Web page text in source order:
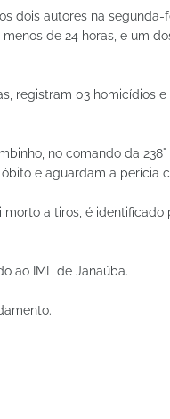
dois autores na
de 24 horas, e um
registram 03 homicídios
no comando da
e aguardam a perícia
morto a tiros, é
ao IML de Janaúba.